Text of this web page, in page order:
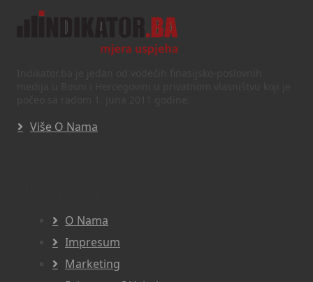
Više O Nama
O Nama
Impresum
Marketing